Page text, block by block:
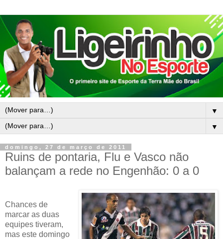
▼
▼
domingo, 27 de março de 2011
Ruins de pontaria, Flu e Vasco não
balançam a rede no Engenhão: 0 a 0
Chances de
marcar as duas
equipes tiveram,
mas este domingo